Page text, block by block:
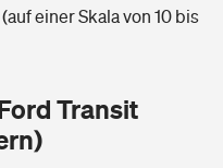
finden
ich im Alter?
einer Skala von 10 bis
Transit